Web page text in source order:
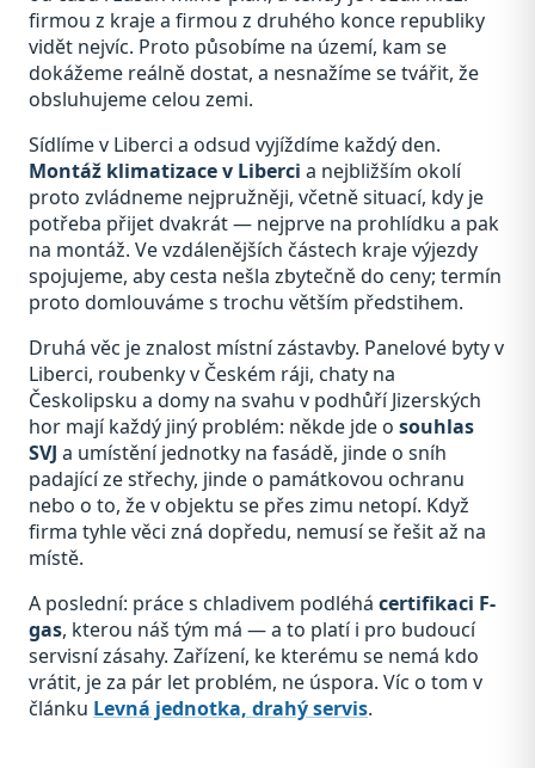
firmou z kraje a firmou z druhého konce republiky
vidět nejvíc. Proto působíme na území, kam se
dokážeme reálně dostat, a nesnažíme se tvářit, že
obsluhujeme celou zemi.
Sídlíme v Liberci a odsud vyjíždíme každý den.
Montáž klimatizace v Liberci a nejbližším okolí
proto zvládneme nejpružněji, včetně situací, kdy je
potřeba přijet dvakrát — nejprve na prohlídku a pak
na montáž. Ve vzdálenějších částech kraje výjezdy
spojujeme, aby cesta nešla zbytečně do ceny; termín
proto domlouváme s trochu větším předstihem.
Druhá věc je znalost místní zástavby. Panelové byty v
Liberci, roubenky v Českém ráji, chaty na
Českolipsku a domy na svahu v podhůří Jizerských
hor mají každý jiný problém: někde jde o souhlas
SVJ a umístění jednotky na fasádě, jinde o sníh
padající ze střechy, jinde o památkovou ochranu
nebo o to, že v objektu se přes zimu netopí. Když
firma tyhle věci zná dopředu, nemusí se řešit až na
místě.
A poslední: práce s chladivem podléhá certifikaci F-
gas, kterou náš tým má — a to platí i pro budoucí
servisní zásahy. Zařízení, ke kterému se nemá kdo
vrátit, je za pár let problém, ne úspora. Víc o tom v
článku Levná jednotka, drahý servis.